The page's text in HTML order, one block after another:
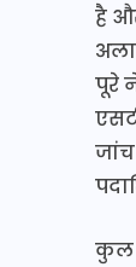
है
पूरे
कुल